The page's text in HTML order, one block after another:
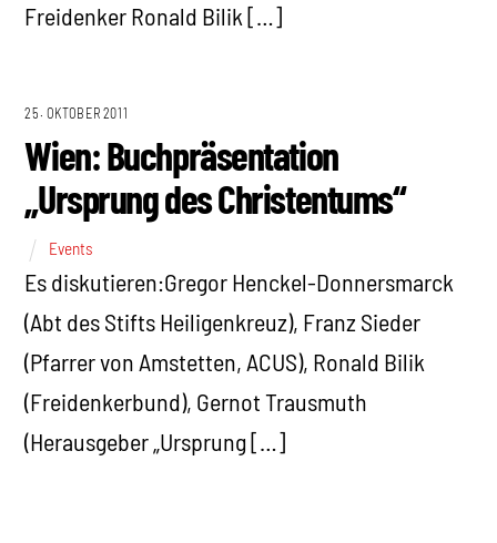
Freidenker Ronald Bilik […]
25. OKTOBER 2011
Wien: Buchpräsentation
„Ursprung des Christentums“
Events
Es diskutieren:Gregor Henckel-Donnersmarck
(Abt des Stifts Heiligenkreuz), Franz Sieder
(Pfarrer von Amstetten, ACUS), Ronald Bilik
(Freidenkerbund), Gernot Trausmuth
(Herausgeber „Ursprung […]